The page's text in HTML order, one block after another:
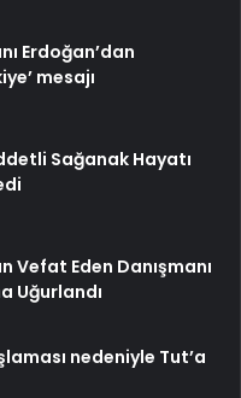
Erdoğan’dan
mesajı
Sağanak Hayatı
Vefat Eden Danışmanı
Uğurlandı
nedeniyle Tut’a